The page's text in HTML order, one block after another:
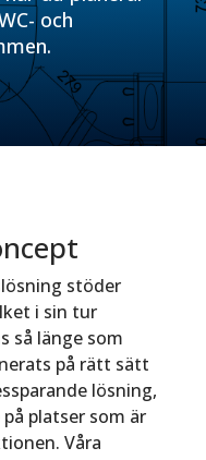
och
stöder
i sin tur
så länge som
på rätt sätt
lösning,
platser som är
Våra